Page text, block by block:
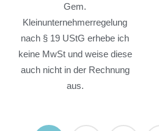
Gem.
Kleinunternehmerregelung
nach § 19 UStG erhebe ich
keine MwSt und weise diese
auch nicht in der Rechnung
aus.